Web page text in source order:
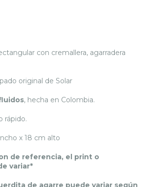
con cremallera, agarradera
original de Solar
, hecha en Colombia.
rápido.
x 18 cm alto
de referencia, el print o
variar*
de agarre puede variar según